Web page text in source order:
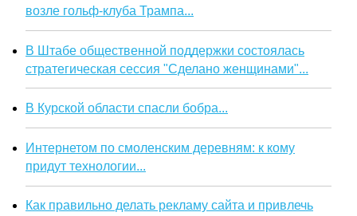
возле гольф-клуба Трампа...
В Штабе общественной поддержки состоялась
стратегическая сессия "Сделано женщинами"...
В Курской области спасли бобра...
Интернетом по смоленским деревням: к кому
придут технологии...
Как правильно делать рекламу сайта и привлечь